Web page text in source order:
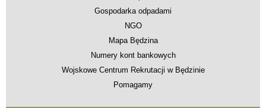
Gospodarka odpadami
NGO
Mapa Będzina
Numery kont bankowych
Wojskowe Centrum Rekrutacji w Będzinie
Pomagamy